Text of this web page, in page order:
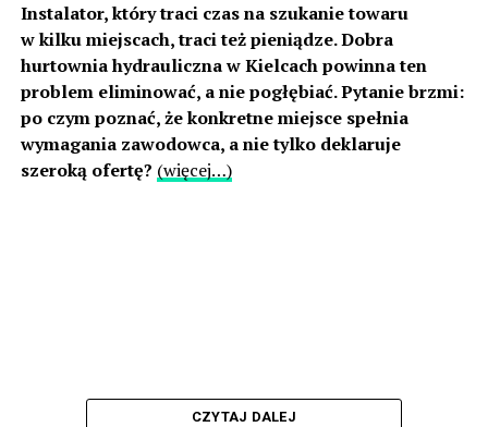
Instalator, który traci czas na szukanie towaru
w kilku miejscach, traci też pieniądze. Dobra
hurtownia hydrauliczna w Kielcach powinna ten
problem eliminować, a nie pogłębiać. Pytanie brzmi:
po czym poznać, że konkretne miejsce spełnia
wymagania zawodowca, a nie tylko deklaruje
szeroką ofertę? (więcej…)
CZYTAJ DALEJ